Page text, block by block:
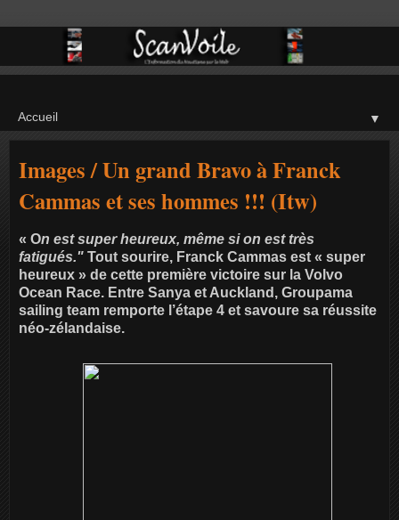
▼
Images / Un grand Bravo à Franck
Cammas et ses hommes !!! (Itw)
« On est super heureux, même si on est très
fatigués." Tout sourire, Franck Cammas est « super
heureux » de cette première victoire sur la Volvo
Ocean Race. Entre Sanya et Auckland, Groupama
sailing team remporte l’étape 4 et savoure sa réussite
néo-zélandaise.